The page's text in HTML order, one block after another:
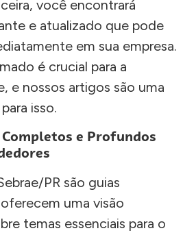
você encontrará
e atualizado que pode
em sua empresa.
é crucial para a
e nossos artigos são uma
isso.
e Profundos
PR são guias
uma visão
temas essenciais para o